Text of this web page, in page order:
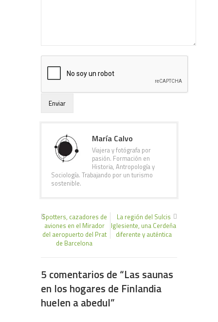
María Calvo
Viajera y fotógrafa por
pasión. Formación en
Historia, Antropología y
Sociología. Trabajando por un turismo
sostenible.
Spotters, cazadores de
aviones en el Mirador
del aeropuerto del Prat
de Barcelona
La región del Sulcis
Iglesiente, una Cerdeña
diferente y auténtica
5 comentarios de “Las saunas
en los hogares de Finlandia
huelen a abedul”